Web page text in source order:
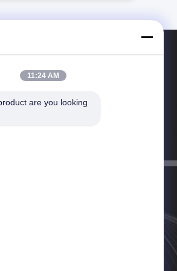
Ltd.
Co.、株式会社はスマート
社であり、マイクロ表示
の年を過す。
11:24 AM
are you looking